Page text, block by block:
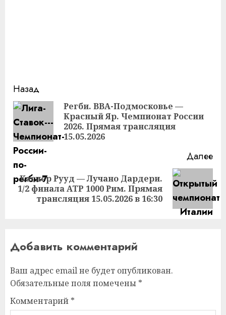
Продолжить
чтение
Назад
Регби. ВВА-Подмосковье —
Красный Яр. Чемпионат России
2026. Прямая трансляция
15.05.2026
Далее
Следующая
запись:
Каспер Рууд — Лучано Дардери.
1/2 финала ATP 1000 Рим. Прямая
трансляция 15.05.2026 в 16:30
Добавить комментарий
Ваш адрес email не будет опубликован.
Обязательные поля помечены *
Комментарий *